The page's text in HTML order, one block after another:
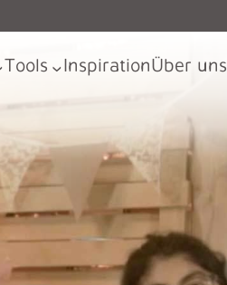
Tools InspirationÜber uns